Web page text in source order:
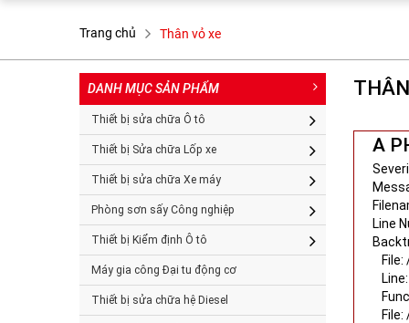
Trang chủ Thân vỏ xe
DANH MỤC SẢN PHẨM
Thiết bị sửa chữa Ô tô
Thiết bị Sửa chữa Lốp xe
Thiết bị sửa chữa Xe máy
Phòng sơn sấy Công nghiệp
Thiết bị Kiểm định Ô tô
Máy gia công Đại tu động cơ
Thiết bị sửa chữa hệ Diesel
A
Line